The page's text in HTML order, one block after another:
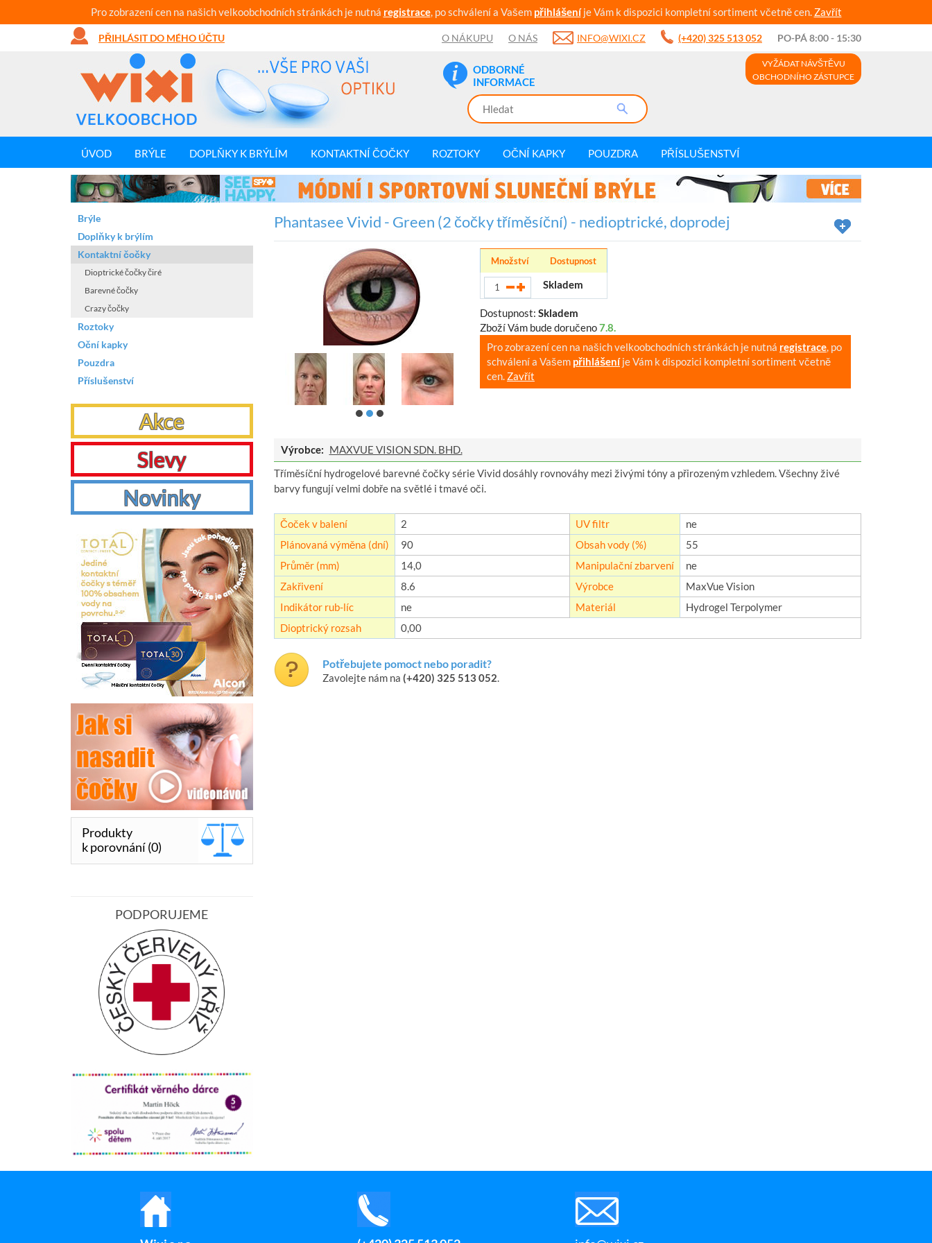
Pro zobrazení cen na našich velkoobchodních stránkách je nutná registrace, po schválení a Vašem přihlášeníje Vám k dispozici kompletní sortiment včetně cen. Zavřít
PŘIHLÁSIT DO MÉHO ÚČTU O NÁKUPU O NÁS INFO@WIXI.CZ (+420) 325 513 052 PO-PÁ 8:00 - 15:30
ODBORNÉ
INFORMACE
VYŽÁDAT NÁVŠTĚVU
OBCHODNÍHO ZÁSTUPCE
ÚVOD BRÝLE DOPLŇKY K BRÝLÍM KONTAKTNÍ ČOČKY ROZTOKY OČNÍ KAPKY POUZDRA PŘÍSLUŠENSTVÍ
Phantasee Vivid - Green (2 čočky tříměsíční) - nedioptrické, doprodej
Množství Dostupnost
Skladem
Dostupnost: Skladem
Zboží Vám bude doručeno7.8.
Pro zobrazení cen na našich velkoobchodních stránkách je nutná registrace, po
schválení a Vašem přihlášeníje Vám k dispozici kompletní sortiment včetně
cen. Zavřít
Výrobce: MAXVUE VISION SDN. BHD.
Tříměsíční hydrogelové barevné čočky série Vivid dosáhly rovnováhy mezi živými tóny a přirozeným vzhledem. Všechny živé
barvy fungují velmi dobře na světlé i tmavé oči.
Čoček v balení 2 UV filtr
ne
Plánovaná výměna (dní)
90 Obsah vody (%)
55
Průměr (mm)
14,0 Manipulační zbarvení
ne
Zakřivení
8.6 Výrobce
MaxVue Vision
Indikátor rub-líc
ne Materiál
Hydrogel Terpolymer
Dioptrický rozsah
0,00
Potřebujete pomoct nebo poradit?
Zavolejte nám na (+420) 325 513 052.
Brýle
Doplňky k brýlím
Kontaktní čočky
Dioptrické čočky čiré
Barevné čočky
Crazy čočky
Roztoky
Oční kapky
Pouzdra
Příslušenství
Akce
Slevy
Novinky
Produkty
k porovnání (0)
PODPORUJEME